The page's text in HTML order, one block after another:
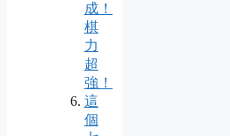
成！
棋
力
超
強！
這
個